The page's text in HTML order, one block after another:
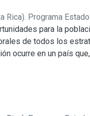
se relaciona
trabajo, que tiene
de desarrollo
ingresos. Durante
pérdida de
Rica). Programa
para la
de todos los
ocurre en un país que,
de
al valorar la
ingresos, pobreza,